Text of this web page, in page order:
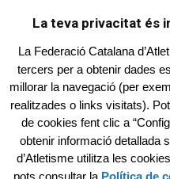
FEDERACIÓ
Carrer Sevilla, 11 -
Tel.
La teva privacitat és
La Federació Catalana
tercers per a obtenir dades
millorar la navegació (per
realitzades o links visitats).
de cookies fent clic a
obtenir informació detallada
d’Atletisme utilitza les
pots consultar la Política de